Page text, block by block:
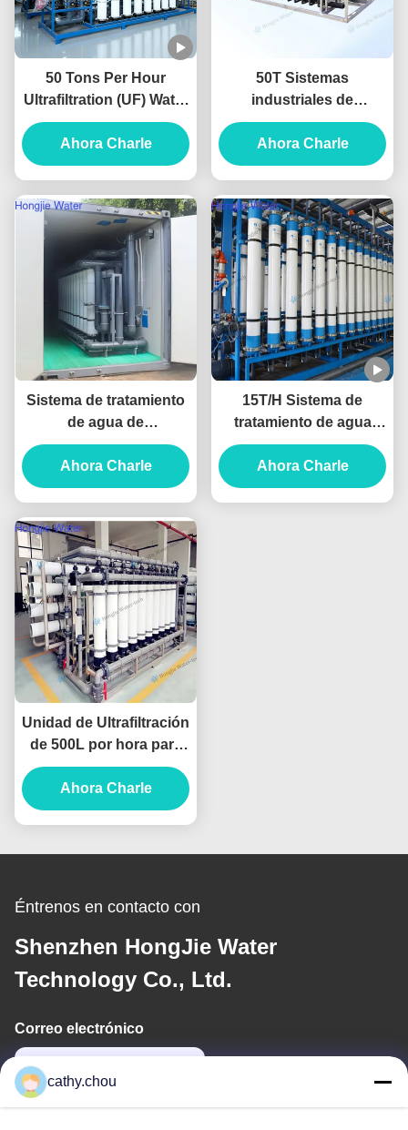
50 Tons Per Hour
Ultrafiltration (UF) Water
Treatment System For
Pretreatment System
Ahora Charle
50T Sistemas
industriales de
ultrafiltración UF
Unidad de tratamiento
de agua
Ahora Charle
Sistema de tratamiento
de agua de
ultrafiltración
personalizado Sistema
de filtración de UF
Ahora Charle
15T/H Sistema de
tratamiento de agua
para el procesamiento
de jugos y bebidas
Ahora Charle
Unidad de Ultrafiltración
de 500L por hora para
producción
farmacéutica
Ahora Charle
Éntrenos en contacto con
Shenzhen HongJie Water
Technology Co., Ltd.
Correo electrónico
cathy.chou